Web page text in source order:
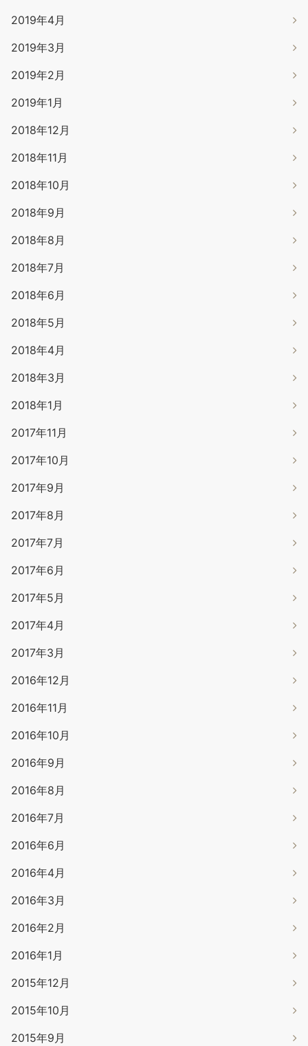
2019年4月
2019年3月
2019年2月
2019年1月
2018年12月
2018年11月
2018年10月
2018年9月
2018年8月
2018年7月
2018年6月
2018年5月
2018年4月
2018年3月
2018年1月
2017年11月
2017年10月
2017年9月
2017年8月
2017年7月
2017年6月
2017年5月
2017年4月
2017年3月
2016年12月
2016年11月
2016年10月
2016年9月
2016年8月
2016年7月
2016年6月
2016年4月
2016年3月
2016年2月
2016年1月
2015年12月
2015年10月
2015年9月